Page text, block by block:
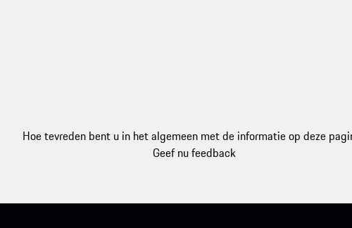
Hoe tevreden bent u in het algemeen met de informatie op deze
Geef nu feedback